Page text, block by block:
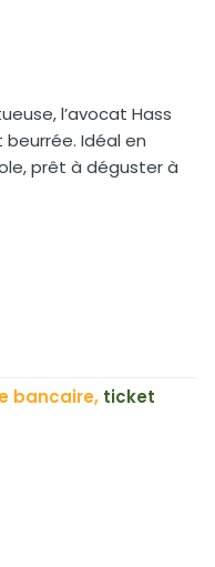
l’avocat Hass
Idéal en
prêt à déguster à
bancaire, ticket